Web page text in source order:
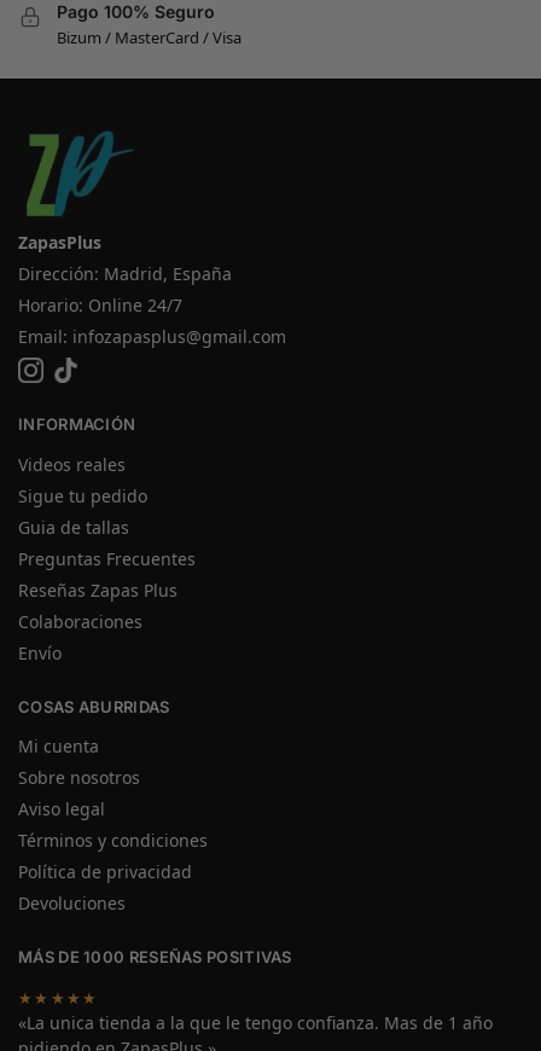
Pago 100% Seguro
Bizum / MasterCard / Visa
ZapasPlus
Dirección: Madrid, España
Horario: Online 24/7
Email: infozapasplus@gmail.com
INFORMACIÓN
Videos reales
Sigue tu pedido
Guia de tallas
Preguntas Frecuentes
Reseñas Zapas Plus
Colaboraciones
Envío
COSAS ABURRIDAS
Mi cuenta
Sobre nosotros
Aviso legal
Términos y condiciones
Política de privacidad
Devoluciones
MÁS DE 1000 RESEÑAS POSITIVAS
★★★★★
«La unica tienda a la que le tengo confianza. Mas de 1 año